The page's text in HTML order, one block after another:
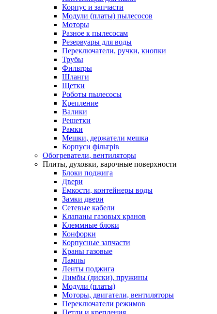
Корпус и запчасти
Модули (платы) пылесосов
Моторы
Разное к пылесосам
Резервуары для воды
Переключатели, ручки, кнопки
Трубы
Фильтры
Шланги
Щетки
Роботы пылесосы
Крепление
Валики
Решетки
Рамки
Мешки, держатели мешка
Корпуси фільтрів
Обогреватели, вентиляторы
Плиты, духовки, варочные поверхности
Блоки поджига
Двери
Емкости, контейнеры воды
Замки двери
Сетевые кабели
Клапаны газовых кранов
Клеммные блоки
Конфорки
Корпусные запчасти
Краны газовые
Лампы
Ленты поджига
Лимбы (диски), пружины
Модули (платы)
Моторы, двигатели, вентиляторы
Переключатели режимов
Петли и крепления